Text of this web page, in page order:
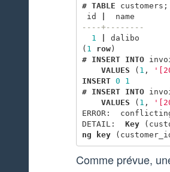
# TABLE customers ;
id
name
----+--------
1
dalibo
( 1 row)
# INSERT INTO
VALUES
( 1 ,
INSERT 0
1
# INSERT INTO
VALUES
( 1 ,
ERROR :
DETAIL : Key (
ng
key (
Comme prévue,